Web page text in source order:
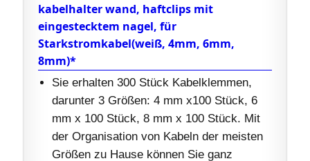
kabelhalter wand, haftclips mit
eingestecktem nagel, für
Starkstromkabel(weiß, 4mm, 6mm,
8mm)*
Sie erhalten 300 Stück Kabelklemmen,
darunter 3 Größen: 4 mm x100 Stück, 6
mm x 100 Stück, 8 mm x 100 Stück. Mit
der Organisation von Kabeln der meisten
Größen zu Hause können Sie ganz